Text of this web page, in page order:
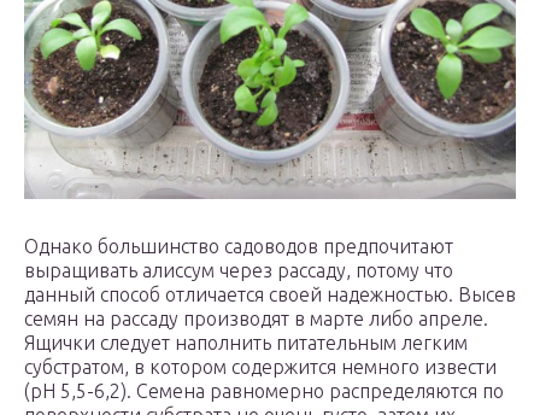
Однако большинство садоводов предпочитают
выращивать алиссум через рассаду, потому что
данный способ отличается своей надежностью. Высев
семян на рассаду производят в марте либо апреле.
Ящички следует наполнить питательным легким
субстратом, в котором содержится немного извести
(рН 5,5-6,2). Семена равномерно распределяются по